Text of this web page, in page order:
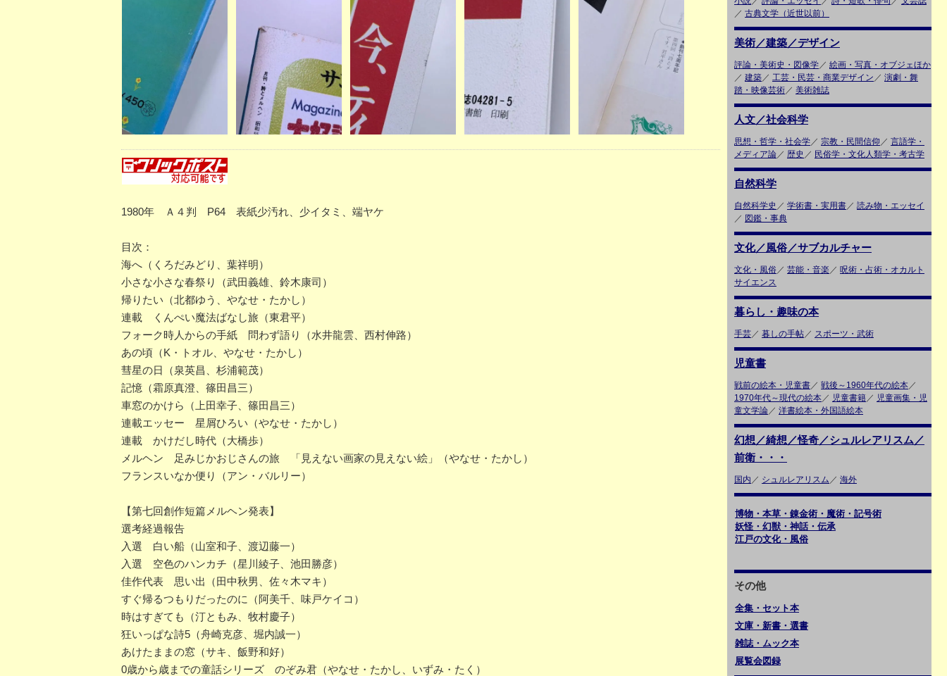
1980年 Ａ４判 P64 表紙少汚れ、少イタミ、端ヤケ
目次：
海へ（くろだみどり、葉祥明）
小さな小さな春祭り（武田義雄、鈴木康司）
帰りたい（北都ゆう、やなせ・たかし）
連載 くんぺい魔法ばなし旅（東君平）
フォーク時人からの手紙 問わず語り（水井龍雲、西村伸路）
あの頃（K・トオル、やなせ・たかし）
彗星の日（泉英昌、杉浦範茂）
記憶（霜原真澄、篠田昌三）
車窓のかけら（上田幸子、篠田昌三）
連載エッセー 星屑ひろい（やなせ・たかし）
連載 かけだし時代（大橋歩）
メルヘン 足みじかおじさんの旅 「見えない画家の見えない絵」（やなせ・たかし）
フランスいなか便り（アン・バルリー）
【第七回創作短篇メルヘン発表】
選考経過報告
入選 白い船（山室和子、渡辺藤一）
入選 空色のハンカチ（星川綾子、池田勝彦）
佳作代表 思い出（田中秋男、佐々木マキ）
すぐ帰るつもりだったのに（阿美千、味戸ケイコ）
時はすぎても（汀ともみ、牧村慶子）
狂いっぱな詩5（舟崎克彦、堀内誠一）
あけたままの窓（サキ、飯野和好）
0歳から歳までの童話シリーズ のぞみ君（やなせ・たかし、いずみ・たく）
／ 古典文学（近世以前）
美術／建築／デザイン
評論・美術史・図像学／ 絵画・写真・オブジェほか
／ 建築／ 工芸・民芸・商業デザイン ／ 演劇・舞
踏・映像芸術／ 美術雑誌
人文／社会科学
思想・哲学・社会学／ 宗教・民間信仰 ／ 言語学・
メディア論／ 歴史 ／ 民俗学・文化人類学・考古学
自然科学
自然科学史 ／ 学術書・実用書／ 読み物・エッセイ
／ 図鑑・事典
文化／風俗／サブカルチャー
文化・風俗／ 芸能・音楽 ／ 呪術・占術・オカルト
サイエンス
暮らし・趣味の本
手芸／ 暮しの手帖／ スポーツ・武術
児童書
戦前の絵本・児童書／ 戦後～1960年代の絵本／
1970年代～現代の絵本／ 児童書籍／ 児童画集・児
童文学論／ 洋書絵本・外国語絵本
幻想／綺想／怪奇／シュルレアリスム／
前衛・・・
国内 ／ シュルレアリスム ／ 海外
博物・本草・錬金術・魔術・記号術
妖怪・幻獣・神話・伝承
江戸の文化・風俗
その他
全集・セット本
文庫・新書・選書
雑誌・ムック本
展覧会図録